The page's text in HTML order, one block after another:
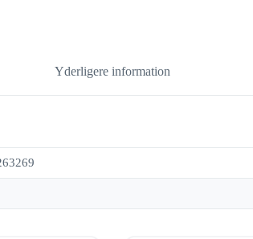
Yderligere information